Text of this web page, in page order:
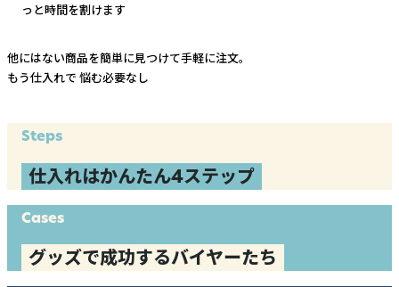
っと時間を割けます
他にはない商品を簡単に見つけて手軽に注文。
もう仕入れで 悩む必要なし
Steps
仕入れはかんたん4ステップ
Cases
グッズで成功するバイヤーたち